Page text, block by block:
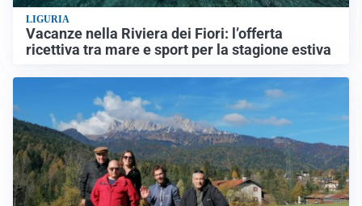
LIGURIA
Vacanze nella Riviera dei Fiori: l’offerta
ricettiva tra mare e sport per la stagione estiva